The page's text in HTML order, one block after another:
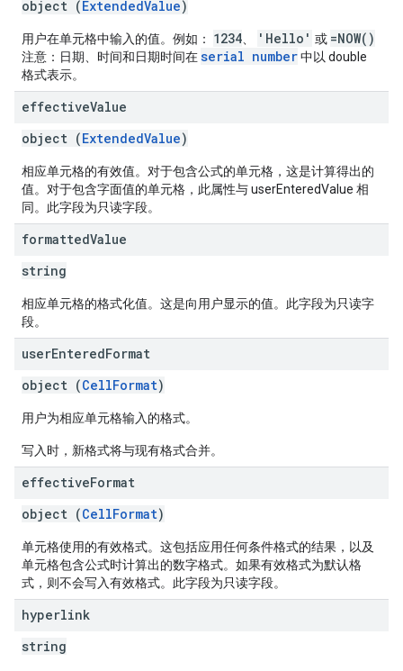
object (ExtendedValue)
用户在单元格中输入的值。例如： 1234 'Hello' 或 =NOW()
注意：日期、时间和日期时间在serial number中以 double
格式表示。
effectiveValue
object (ExtendedValue)
相应单元格的有效值。对于包含公式的单元格，这是计算得出的
值。对于包含字面值的单元格，此属性与 userEnteredValue 相
同。此字段为只读字段。
formattedValue
string
相应单元格的格式化值。这是向用户显示的值。此字段为只读字
段。
userEnteredFormat
object (CellFormat)
用户为相应单元格输入的格式。
写入时，新格式将与现有格式合并。
effectiveFormat
object (CellFormat)
单元格使用的有效格式。这包括应用任何条件格式的结果，以及
单元格包含公式时计算出的数字格式。如果有效格式为默认格
式，则不会写入有效格式。此字段为只读字段。
hyperlink
string